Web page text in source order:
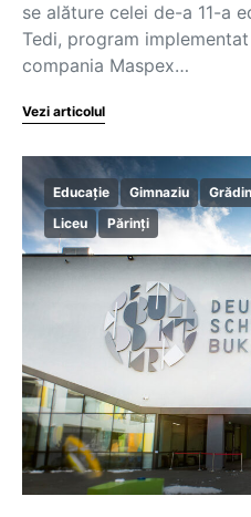
se alăture celei de-a 11-a
Tedi, program
compania Maspex…
Vezi articolul
Educație Gimnaziu
Liceu
Părinți